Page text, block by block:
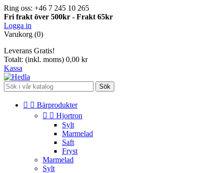
Ring oss: +46 7 245 10 265
Fri frakt över 500kr - Frakt 65kr
Logga in
Varukorg (0)
Leverans Gratis!
Totalt: (inkl. moms) 0,00 kr
Kassa
Sök
  Bärprodukter
  Hjortron
Sylt
Marmelad
Saft
Fryst
Marmelad
Sylt